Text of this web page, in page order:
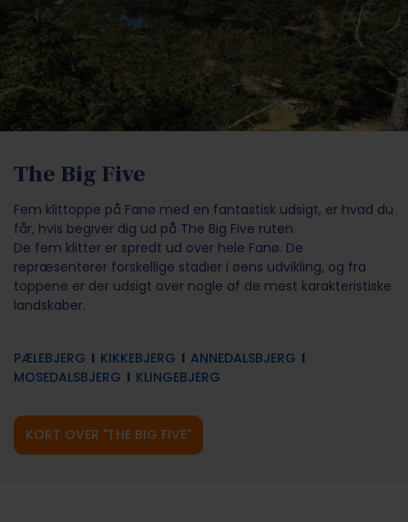
The Big Five
Fem klittoppe på Fanø med en fantastisk udsigt, er hvad du
får, hvis begiver dig ud på The Big Five ruten.
De fem klitter er spredt ud over hele Fanø. De
repræsenterer forskellige stadier i øens udvikling, og fra
toppene er der udsigt over nogle af de mest karakteristiske
landskaber.
PÆLEBJERG l KIKKEBJERG l ANNEDALSBJERG l
MOSEDALSBJERG l KLINGEBJERG
KORT OVER "THE BIG FIVE"